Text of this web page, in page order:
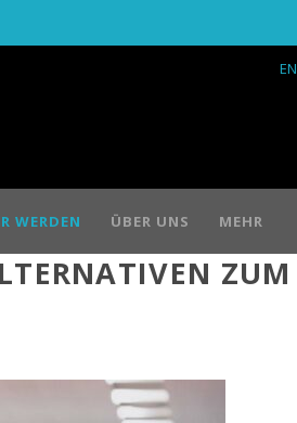
EN
WERDEN ÜBER UNS MEHR
ZUM